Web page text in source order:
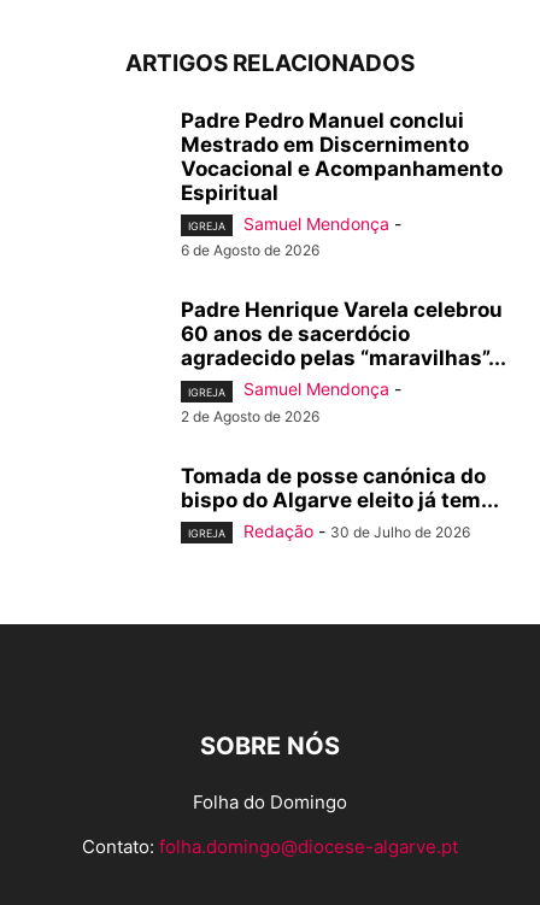
ARTIGOS RELACIONADOS
Padre Pedro Manuel conclui
Mestrado em Discernimento
Vocacional e Acompanhamento
Espiritual
IGREJA Samuel Mendonça -
6 de Agosto de 2026
Padre Henrique Varela celebrou
60 anos de sacerdócio
agradecido pelas “maravilhas”...
IGREJA Samuel Mendonça -
2 de Agosto de 2026
Tomada de posse canónica do
bispo do Algarve eleito já tem...
IGREJA Redação - 30 de Julho de 2026
SOBRE NÓS
Folha do Domingo
Contato: folha.domingo@diocese-algarve.pt